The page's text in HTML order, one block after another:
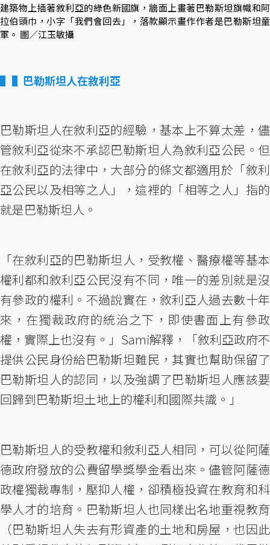
建築物上插著敘利亞的綠色新國旗，牆面上畫著巴勒斯坦旗幟和阿
拉伯頭巾，小字「我們會回去」，落款顯示畫作作者是巴勒斯坦童
軍。 圖／江玉敏攝
▌巴勒斯坦人在敘利亞
巴勒斯坦人在敘利亞的經驗，基本上不算太差，儘
管敘利亞從來不承認巴勒斯坦人為敘利亞公民。但
在敘利亞的法律中，大部分的條文都適用於「敘利
亞公民以及相等之人」，這裡的「相等之人」指的
就是巴勒斯坦人。
「在敘利亞的巴勒斯坦人，受教權、醫療權等基本
權利都和敘利亞公民沒有不同，唯一的差別就是沒
有參政的權利。不過說實在，敘利亞人過去數十年
來，在獨裁政府的統治之下，即使書面上有參政
權，實際上也沒有。」Sami解釋，「敘利亞政府不
提供公民身份給巴勒斯坦難民，其實也幫助保留了
巴勒斯坦人的認同，以及強調了巴勒斯坦人應該要
回歸到巴勒斯坦土地上的權利和國際共識。」
巴勒斯坦人的受教權和敘利亞人相同，可以從阿薩
德政府發放的公費留學獎學金看出來。儘管阿薩德
政權獨裁專制，壓抑人權，卻積極投資在教育和科
學人才的培育。巴勒斯坦人也同樣出名地重視教育
（巴勒斯坦人失去有形資產的土地和房屋，也因此